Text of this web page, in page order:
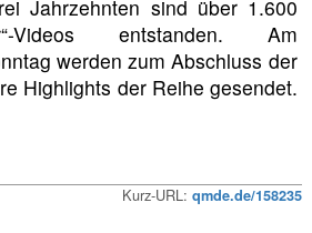
Jahrzehnten sind über 1.600
Videos entstanden. Am
werden zum Abschluss der
Highlights der Reihe gesendet.
Kurz-URL: qmde.de/158235